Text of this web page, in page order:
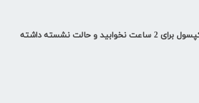
پس از مصرف كپسول برای 2 ساعت نخوابید و حالت نشسته داشته